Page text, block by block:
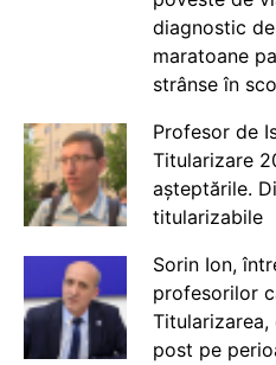
diagnostic
maratoane
strânse în
Profesor de
Titularizare
așteptările.
titularizabile
Sorin Ion,
profesorilor
post pe